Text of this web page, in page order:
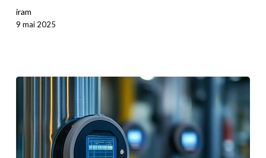
iram
9 mai 2025